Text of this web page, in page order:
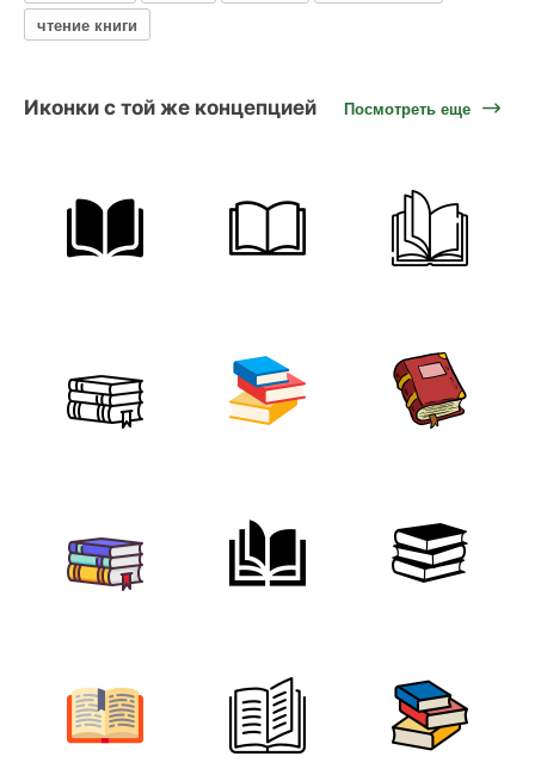
чтение книги
Иконки с той же концепцией Посмотреть еще